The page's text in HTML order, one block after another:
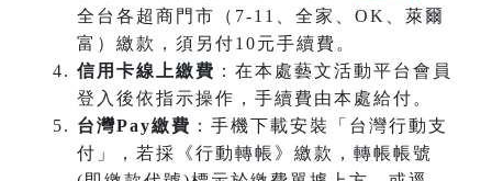
全台各超商門市（7-11、全家、OK、萊爾
富）繳款，須另付10元手續費。
信用卡線上繳費 ：在本處藝文活動平台會員
登入後依指示操作，手續費由本處給付。
台灣Pay繳費 ：手機下載安裝「台灣行動支
付」，若採《行動轉帳》繳款，轉帳帳號